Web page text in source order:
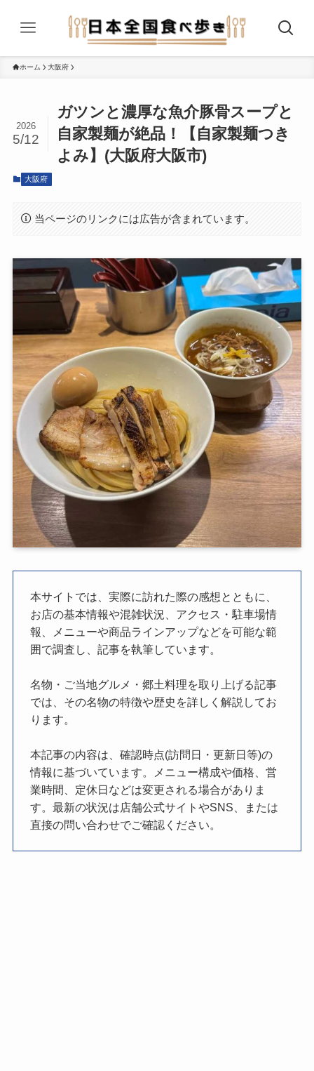
ホーム 大阪府
ガツンと濃厚な魚介豚骨スープと
自家製麺が絶品！【自家製麺つき
よみ】(大阪府大阪市)
2026
5/12
大阪府
当ページのリンクには広告が含まれています。
本サイトでは、実際に訪れた際の感想とともに、
お店の基本情報や混雑状況、アクセス・駐車場情
報、メニューや商品ラインアップなどを可能な範
囲で調査し、記事を執筆しています。
名物・ご当地グルメ・郷土料理を取り上げる記事
では、その名物の特徴や歴史を詳しく解説してお
ります。
本記事の内容は、確認時点(訪問日・更新日等)の
情報に基づいています。メニュー構成や価格、営
業時間、定休日などは変更される場合がありま
す。最新の状況は店舗公式サイトやSNS、または
直接の問い合わせでご確認ください。